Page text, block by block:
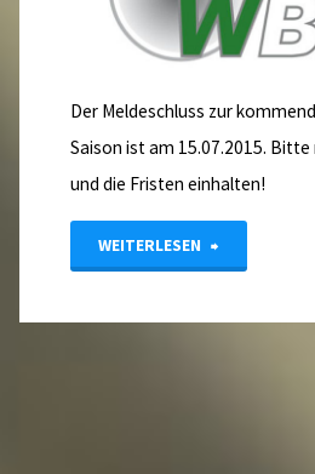
Der Meldeschluss zur
Saison ist am 15.07.2015.
und die Fristen einhalten!
WEITERLESEN "Jugendliga